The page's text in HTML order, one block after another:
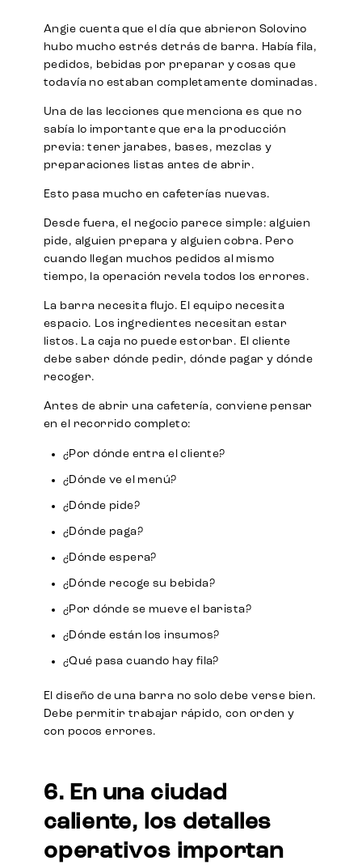
Angie cuenta que el día que abrieron Solovino
hubo mucho estrés detrás de barra. Había fila,
pedidos, bebidas por preparar y cosas que
todavía no estaban completamente dominadas.
Una de las lecciones que menciona es que no
sabía lo importante que era la producción
previa: tener jarabes, bases, mezclas y
preparaciones listas antes de abrir.
Esto pasa mucho en cafeterías nuevas.
Desde fuera, el negocio parece simple: alguien
pide, alguien prepara y alguien cobra. Pero
cuando llegan muchos pedidos al mismo
tiempo, la operación revela todos los errores.
La barra necesita flujo. El equipo necesita
espacio. Los ingredientes necesitan estar
listos. La caja no puede estorbar. El cliente
debe saber dónde pedir, dónde pagar y dónde
recoger.
Antes de abrir una cafetería, conviene pensar
en el recorrido completo:
¿Por dónde entra el cliente?
¿Dónde ve el menú?
¿Dónde pide?
¿Dónde paga?
¿Dónde espera?
¿Dónde recoge su bebida?
¿Por dónde se mueve el barista?
¿Dónde están los insumos?
¿Qué pasa cuando hay fila?
El diseño de una barra no solo debe verse bien.
Debe permitir trabajar rápido, con orden y
con pocos errores.
6. En una ciudad
caliente, los detalles
operativos importan